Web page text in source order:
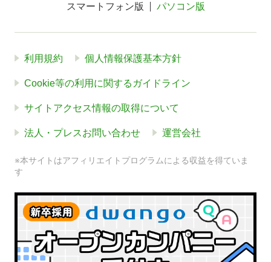
スマートフォン版 パソコン版
利用規約 個人情報保護基本方針
Cookie等の利用に関するガイドライン
サイトアクセス情報の取得について
法人・プレスお問い合わせ 運営会社
※本サイトはアフィリエイトプログラムによる収益を得ていま
す